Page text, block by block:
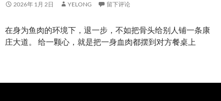
2026年 1月 2日 YELONG 留下评论
在身为鱼肉的环境下，退一步，不如把骨头给别人铺一条康
庄大道。 给一颗心，就是把一身血肉都摆到对方餐桌上